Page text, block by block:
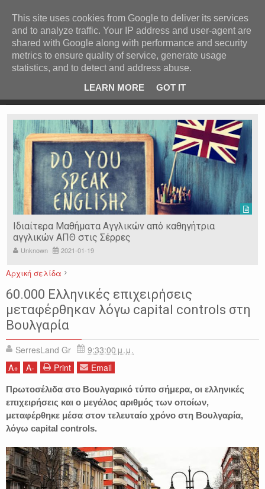
Ιερόσυλοι έκλεψαν τάματα από Ιερό Ναό στις Σέρρες
Ιδιαίτερα Μαθήματα Αγγλικών από καθηγήτρια
αγγλικών ΑΠΘ στις Σέρρες
Unknown 2021-01-19
Αρχική σελίδα
ΒΟΥΛΓΑΡΙΑ
ΕΙΔΗΣΕΙΣ ΕΛΛΑΔΑ ΕΠΙΧΕΙΡΗΣΕΙΣ
Capital Controls
60.000 Ελληνικές επιχειρήσεις
μεταφέρθηκαν λόγω capital controls στη
Βουλγαρία
SerresLand Gr
9:33:00 μ.μ.
A+ A- Print Email
Πρωτοσέλιδα στο Βουλγαρικό τύπο σήμερα, οι ελληνικές
επιχειρήσεις και ο μεγάλος αριθμός των οποίων,
μεταφέρθηκε μέσα στον τελευταίο χρόνο στη Βουλγαρία,
λόγω capital controls.
ΚΕΝΤΡΙΚΗ ΑΝΑ ΚΑΤΗΓΟΡΙΑ
ΕΙΔΗΣΕΙΣ ΑΝΑ ΠΕΡΙΟΧΗ
ΠΡΟΣΦΑΤΑ ΝΕΑ
Ν. ΣΕΡΡΩΝ Η ΓΗ ΜΑΣ
ΤΥΧΑΙΕΣ ΑΝΑΡΤΗΣΕΙΣ/ΑΡΘΡΑ
Serres Racing Circuit
Panserraikos FC
Ikaroi B.C.
This site uses cookies from Google to deliver its services
and to analyze traffic. Your IP address and user-agent are
shared with Google along with performance and security
metrics to ensure quality of service, generate usage
statistics, and to detect and address abuse.
LEARN MORE
GOT IT